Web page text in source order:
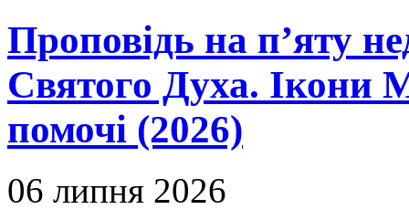
Проповідь на п’яту
Святого Духа. Ікони
помочі (2026)
06 липня 2026